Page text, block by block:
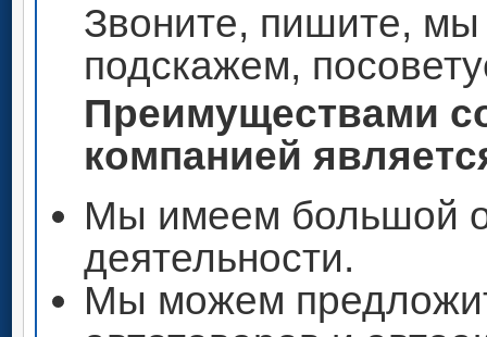
Звоните, пишите, мы
подскажем,
Преимуществами
компанией
Мы имеем большой
деятельности.
Мы можем